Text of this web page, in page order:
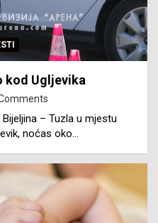
kod Ugljevika
– Tuzla u mjestu
noćas oko…